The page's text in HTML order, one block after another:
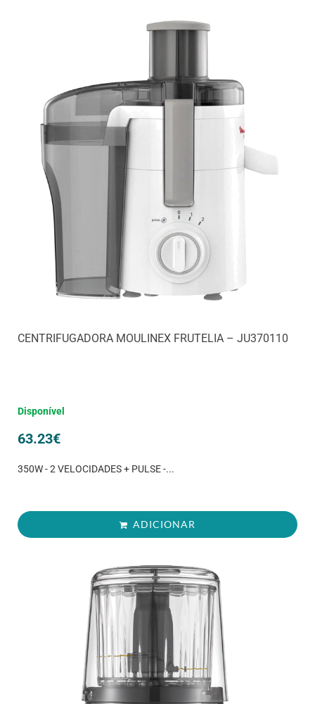
CENTRIFUGADORA MOULINEX FRUTELIA – JU370110
Disponível
63.23€
350W - 2 VELOCIDADES + PULSE -...
ADICIONAR